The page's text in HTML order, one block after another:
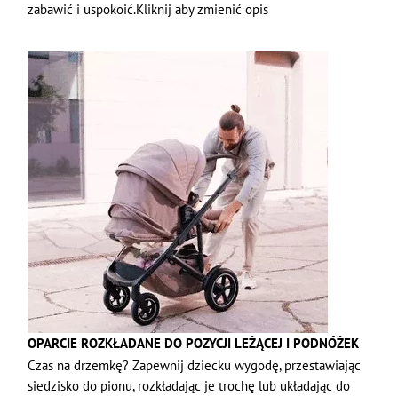
zabawić i uspokoić.Kliknij aby zmienić opis
OPARCIE ROZKŁADANE DO POZYCJI LEŻĄCEJ I PODNÓŻEK
Czas na drzemkę? Zapewnij dziecku wygodę, przestawiając
siedzisko do pionu, rozkładając je trochę lub układając do